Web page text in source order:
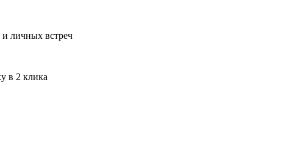
и личных встреч
в 2 клика